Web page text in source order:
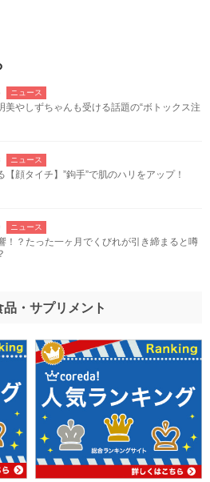
ニュース
美やしずちゃんも受ける話題の“ボトックス注
ニュース
【顔タイチ】”鉤手”で肌のハリをアップ！
ニュース
！？たった一ヶ月でくびれが引き締まると噂
・サプリメント